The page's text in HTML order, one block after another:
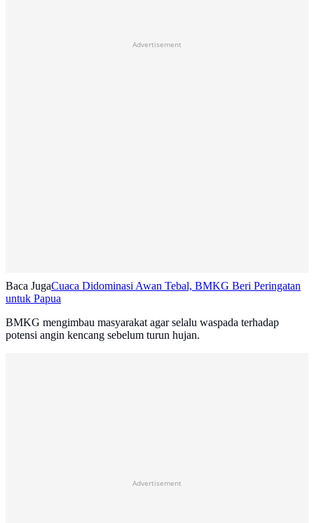
Advertisement
Baca JugaCuaca Didominasi Awan Tebal, BMKG Beri Peringatan
untuk Papua
BMKG mengimbau masyarakat agar selalu waspada terhadap
potensi angin kencang sebelum turun hujan.
Advertisement